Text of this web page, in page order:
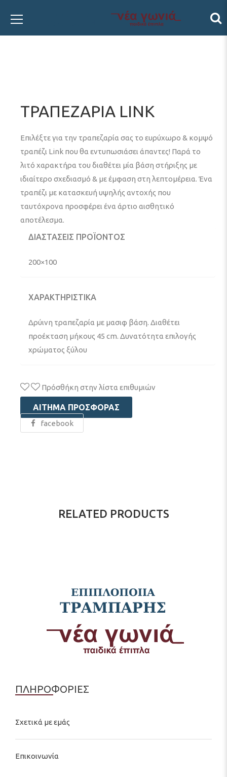
ΤΡΑΠΕΖΑΡΙΑ LINK
Επιλέξτε για την τραπεζαρία σας το ευρύχωρο & κομψό
τραπέζι Link που θα εντυπωσιάσει άπαντες! Παρά το
λιτό χαρακτήρα του διαθέτει μία βάση στήριξης με
ιδιαίτερο σχεδιασμό & με έμφαση στη λεπτομέρεια. Ένα
τραπέζι με κατασκευή υψηλής αντοχής που
ταυτόχρονα προσφέρει ένα άρτιο αισθητικό
αποτέλεσμα.
ΔΙΑΣΤΑΣΕΙΣ ΠΡΟΪΟΝΤΟΣ
200×100
ΧΑΡΑΚΤΗΡΙΣΤΙΚΑ
Δρύινη τραπεζαρία με μασιφ βάση. Διαθέτει
προέκταση μήκους 45 cm. Δυνατότητα επιλογής
χρώματος ξύλου
Πρόσθήκη στην λίστα επιθυμιών
ΑΊΤΗΜΑ ΠΡΟΣΦΟΡΆΣ
facebook
RELATED PRODUCTS
ΠΛΗΡΟΦΟΡΙΕΣ
Σχετικά με εμάς
Επικοινωνία